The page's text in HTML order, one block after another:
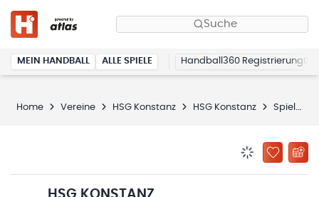
Suche
MEIN HANDBALL ALLE SPIELE Handball360 Registrierung
Home Vereine HSG Konstanz HSG Konstanz Spielplan
ZU
HSG KONSTANZ